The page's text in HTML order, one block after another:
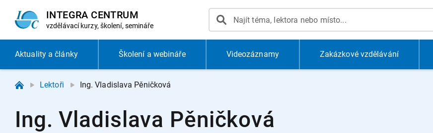
INTEGRA CENTRUM
vzdělávací kurzy, školení, semináře
Aktualitya články Školení a webináře Videozáznamy Zakázkové vzdělávání
Lektoři Ing. Vladislava Pěničková
Ing. Vladislava Pěničková